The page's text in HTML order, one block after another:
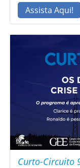
Assista Aqui!
Curto-Circuito